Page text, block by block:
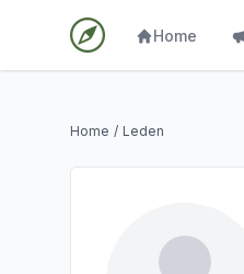
Home
Home / Leden